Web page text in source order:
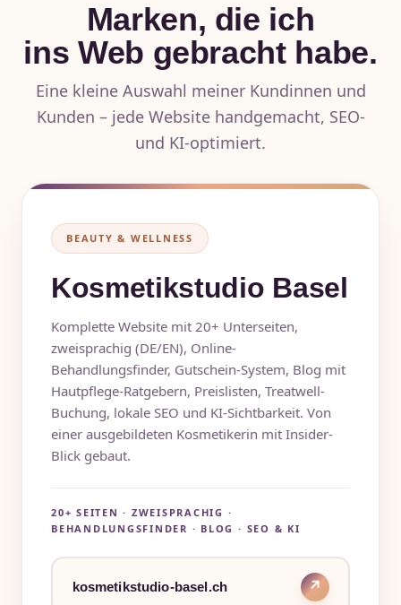
Marken, die ich
ins Web gebracht habe.
Eine kleine Auswahl meiner Kundinnen und
Kunden – jede Website handgemacht, SEO-
und KI-optimiert.
BEAUTY & WELLNESS
Kosmetikstudio Basel
Komplette Website mit 20+ Unterseiten,
zweisprachig (DE/EN), Online-
Behandlungsfinder, Gutschein-System, Blog mit
Hautpflege-Ratgebern, Preislisten, Treatwell-
Buchung, lokale SEO und KI-Sichtbarkeit. Von
einer ausgebildeten Kosmetikerin mit Insider-
Blick gebaut.
20+ SEITEN · ZWEISPRACHIG ·
BEHANDLUNGSFINDER · BLOG · SEO & KI
kosmetikstudio-basel.ch ↗